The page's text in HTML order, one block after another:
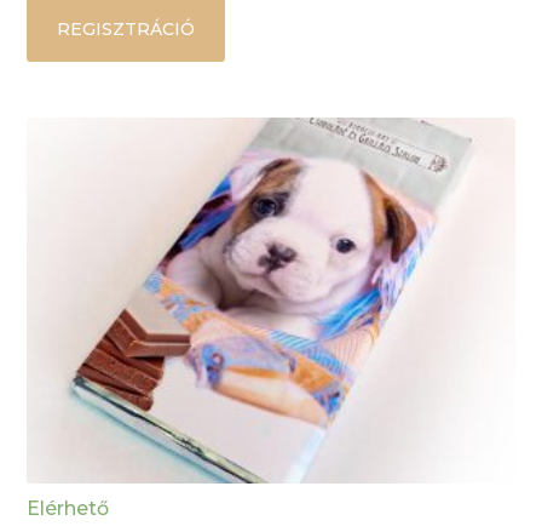
REGISZTRÁCIÓ
Elérhető